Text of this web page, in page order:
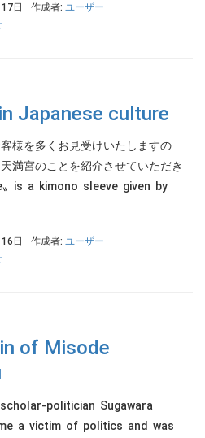
日 作成者: ユーザー
in Japanese culture
様を多くお見受けいたしますの
満宮のことを紹介させていただき
is a kimono sleeve given by
日 作成者: ユーザー
of Misode
politician Sugawara
a victim of politics and was